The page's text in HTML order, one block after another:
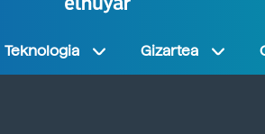
Teknologia Gizartea